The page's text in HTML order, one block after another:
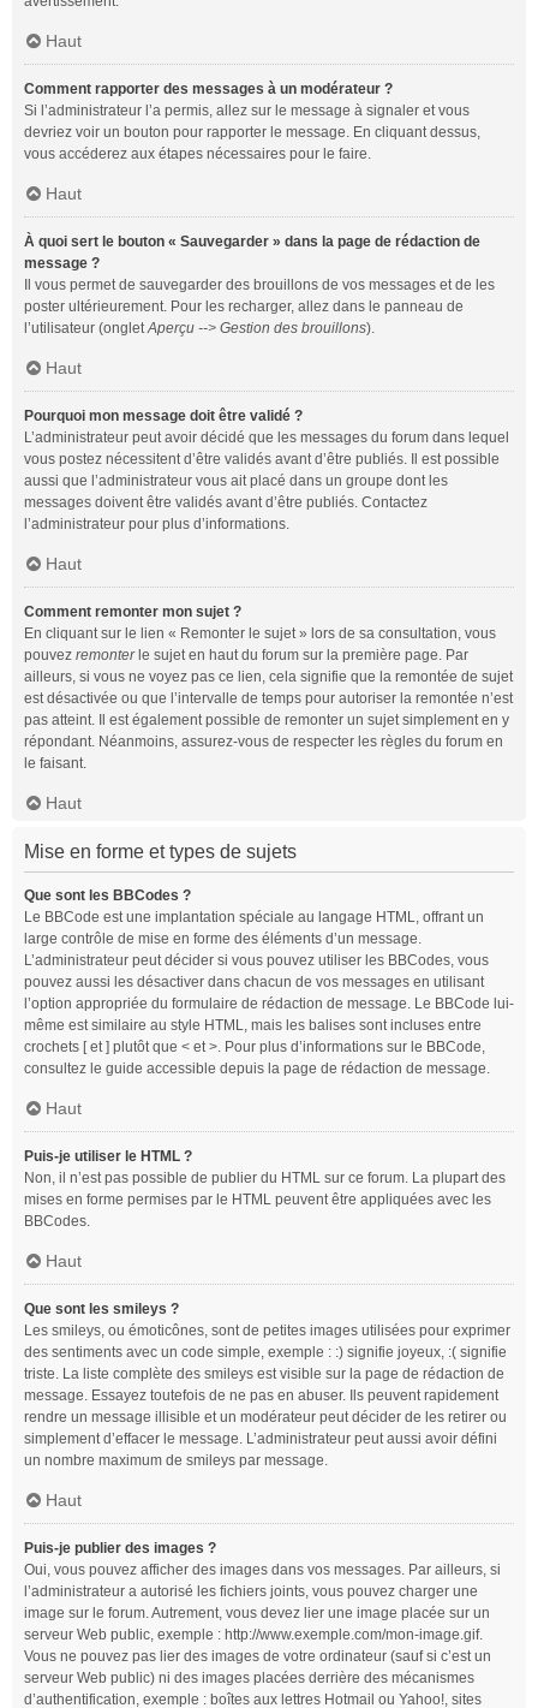
Haut
Comment rapporter des messages à un modérateur ?
Si l’administrateur l’a permis, allez sur le message à signaler et vous
devriez voir un bouton pour rapporter le message. En cliquant dessus,
vous accéderez aux étapes nécessaires pour le faire.
Haut
À quoi sert le bouton « Sauvegarder » dans la page de rédaction de
message ?
Il vous permet de sauvegarder des brouillons de vos messages et de les
poster ultérieurement. Pour les recharger, allez dans le panneau de
l’utilisateur (ongletAperçu --> Gestion des brouillons).
Haut
Pourquoi mon message doit être validé ?
L’administrateur peut avoir décidé que les messages du forum dans lequel
vous postez nécessitent d’être validés avant d’être publiés. Il est possible
aussi que l’administrateur vous ait placé dans un groupe dont les
messages doivent être validés avant d’être publiés. Contactez
l’administrateur pour plus d’informations.
Haut
Comment remonter mon sujet ?
En cliquant sur le lien « Remonter le sujet » lors de sa consultation, vous
pouvez remonterle sujet en haut du forum sur la première page. Par
ailleurs, si vous ne voyez pas ce lien, cela signifie que la remontée de sujet
est désactivée ou que l’intervalle de temps pour autoriser la remontée n’est
pas atteint. Il est également possible de remonter un sujet simplement en y
répondant. Néanmoins, assurez-vous de respecter les règles du forum en
le faisant.
Haut
Mise en forme et types de sujets
Que sont les BBCodes ?
Le BBCode est une implantation spéciale au langage HTML, offrant un
large contrôle de mise en forme des éléments d’un message.
L’administrateur peut décider si vous pouvez utiliser les BBCodes, vous
pouvez aussi les désactiver dans chacun de vos messages en utilisant
l’option appropriée du formulaire de rédaction de message. Le BBCode lui-
même est similaire au style HTML, mais les balises sont incluses entre
crochets [ et ] plutôt que < et >. Pour plus d’informations sur le BBCode,
consultez le guide accessible depuis la page de rédaction de message.
Haut
Puis-je utiliser le HTML ?
Non, il n’est pas possible de publier du HTML sur ce forum. La plupart des
mises en forme permises par le HTML peuvent être appliquées avec les
BBCodes.
Haut
Que sont les smileys ?
Les smileys, ou émoticônes, sont de petites images utilisées pour exprimer
des sentiments avec un code simple, exemple : :) signifie joyeux, :( signifie
triste. La liste complète des smileys est visible sur la page de rédaction de
message. Essayez toutefois de ne pas en abuser. Ils peuvent rapidement
rendre un message illisible et un modérateur peut décider de les retirer ou
simplement d’effacer le message. L’administrateur peut aussi avoir défini
un nombre maximum de smileys par message.
Haut
Puis-je publier des images ?
Oui, vous pouvez afficher des images dans vos messages. Par ailleurs, si
l’administrateur a autorisé les fichiers joints, vous pouvez charger une
image sur le forum. Autrement, vous devez lier une image placée sur un
serveur Web public, exemple : http://www.exemple.com/mon-image.gif.
Vous ne pouvez pas lier des images de votre ordinateur (sauf si c’est un
serveur Web public) ni des images placées derrière des mécanismes
d’authentification, exemple : boîtes aux lettres Hotmail ou Yahoo!, sites